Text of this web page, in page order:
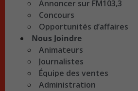
Annoncer sur FM103,3
Concours
Opportunités d’affaires
Nous Joindre
Animateurs
Journalistes
Équipe des ventes
Administration